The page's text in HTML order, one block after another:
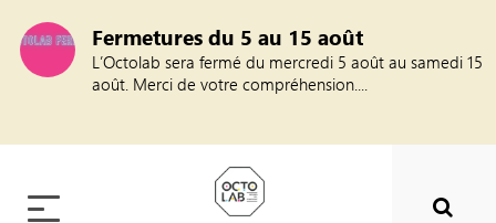
Fermetures du 5 au 15 août
L’Octolab sera fermé du mercredi 5 août au samedi 15
août. Merci de votre compréhension....